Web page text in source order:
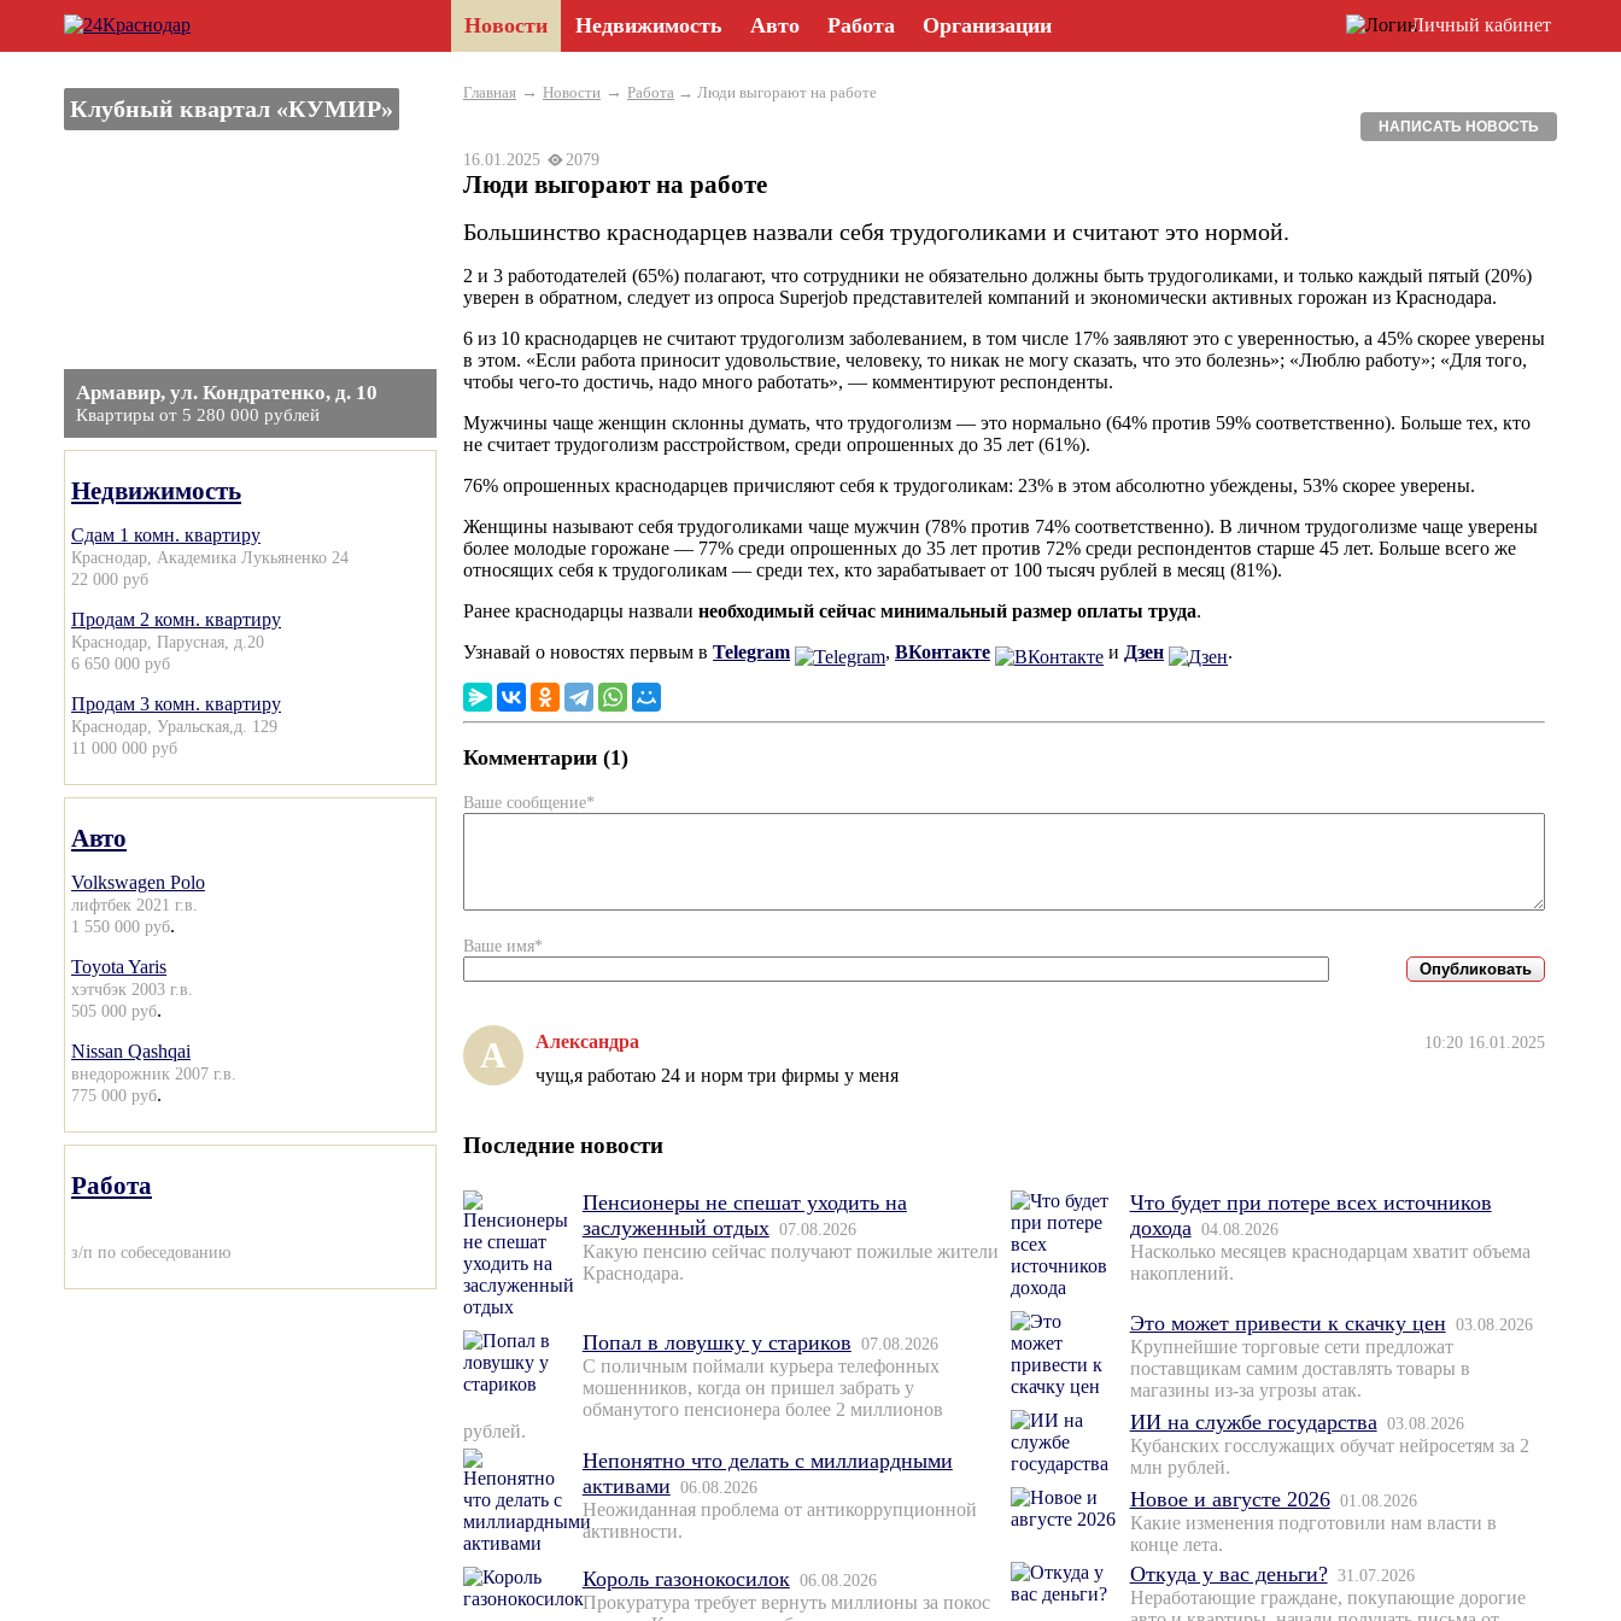
Новости Недвижимость Авто Работа Организации Личный кабинет
Клубный квартал «КУМИР»
Армавир, ул. Кондратенко, д. 10
Квартиры от 5 280 000 рублей
Недвижимость
Сдам 1 комн. квартиру
Краснодар, Академика Лукьяненко 24
22 000 руб
Продам 2 комн. квартиру
Краснодар, Парусная, д.20
6 650 000 руб
Продам 3 комн. квартиру
Краснодар, Уральская,д. 129
11 000 000 руб
Авто
Volkswagen Polo
лифтбек 2021 г.в.
1 550 000 руб.
Toyota Yaris
хэтчбэк 2003 г.в.
505 000 руб.
Nissan Qashqai
внедорожник 2007 г.в.
775 000 руб.
Работа
з/п по собеседованию
Главная → Новости → Работа → Люди выгорают на работе
НАПИСАТЬ НОВОСТЬ
16.01.2025 2079
Люди выгорают на работе
Большинство краснодарцев назвали себя трудоголиками и считают это нормой.
2 и 3 работодателей (65%) полагают, что сотрудники не обязательно должны быть трудоголиками, и только каждый пятый (20%)
уверен в обратном, следует из опроса Superjob представителей компаний и экономически активных горожан из Краснодара.
6 из 10 краснодарцев не считают трудоголизм заболеванием, в том числе 17% заявляют это с уверенностью, а 45% скорее уверены
в этом. «Если работа приносит удовольствие, человеку, то никак не могу сказать, что это болезнь»; «Люблю работу»; «Для того,
чтобы чего-то достичь, надо много работать», — комментируют респонденты.
Мужчины чаще женщин склонны думать, что трудоголизм — это нормально (64% против 59% соответственно). Больше тех, кто
не считает трудоголизм расстройством, среди опрошенных до 35 лет (61%).
76% опрошенных краснодарцев причисляют себя к трудоголикам: 23% в этом абсолютно убеждены, 53% скорее уверены.
Женщины называют себя трудоголиками чаще мужчин (78% против 74% соответственно). В личном трудоголизме чаще уверены
более молодые горожане — 77% среди опрошенных до 35 лет против 72% среди респондентов старше 45 лет. Больше всего же
относящих себя к трудоголикам — среди тех, кто зарабатывает от 100 тысяч рублей в месяц (81%).
Ранее краснодарцы назвали необходимый сейчас минимальный размер оплаты труда.
Узнавай о новостях первым в Telegram , ВКонтакте и Дзен .
Комментарии (1)
Ваше сообщение*
Ваше имя*
А Александра 10:20 16.01.2025
чущ,я работаю 24 и норм три фирмы у меня
Последние новости
Пенсионеры не спешат уходить на
заслуженный отдых 07.08.2026
Какую пенсию сейчас получают пожилые жители
Краснодара.
Попал в ловушку у стариков 07.08.2026
С поличным поймали курьера телефонных
мошенников, когда он пришел забрать у
обманутого пенсионера более 2 миллионов
рублей.
Непонятно что делать с миллиардными
активами 06.08.2026
Неожиданная проблема от антикоррупционной
активности.
Король газонокосилок 06.08.2026
Прокуратура требует вернуть миллионы за покос
Что будет при потере всех источников
дохода 04.08.2026
Насколько месяцев краснодарцам хватит объема
накоплений.
Это может привести к скачку цен 03.08.2026
Крупнейшие торговые сети предложат
поставщикам самим доставлять товары в
магазины из-за угрозы атак.
ИИ на службе государства 03.08.2026
Кубанских госслужащих обучат нейросетям за 2
млн рублей.
Новое и августе 2026 01.08.2026
Какие изменения подготовили нам власти в
конце лета.
Откуда у вас деньги? 31.07.2026
Неработающие граждане, покупающие дорогие